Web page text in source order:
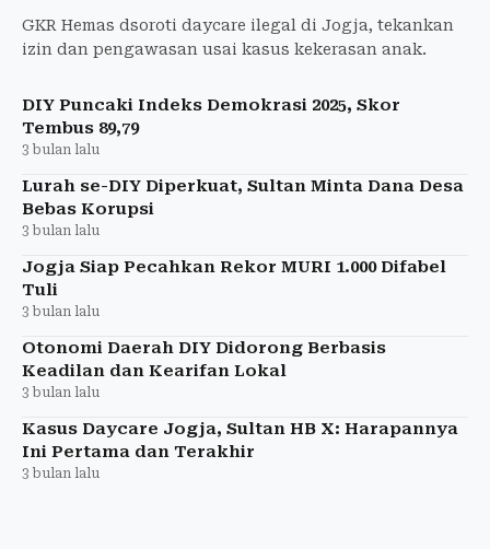
GKR Hemas dsoroti daycare ilegal di Jogja, tekankan
izin dan pengawasan usai kasus kekerasan anak.
DIY Puncaki Indeks Demokrasi 2025, Skor
Tembus 89,79
3 bulan lalu
Lurah se-DIY Diperkuat, Sultan Minta Dana Desa
Bebas Korupsi
3 bulan lalu
Jogja Siap Pecahkan Rekor MURI 1.000 Difabel
Tuli
3 bulan lalu
Otonomi Daerah DIY Didorong Berbasis
Keadilan dan Kearifan Lokal
3 bulan lalu
Kasus Daycare Jogja, Sultan HB X: Harapannya
Ini Pertama dan Terakhir
3 bulan lalu